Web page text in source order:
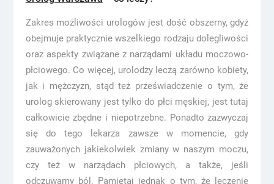
Zakres możliwości urologów jest dość obszerny, gdyż
obejmuje praktycznie wszelkiego rodzaju dolegliwości
oraz aspekty związane z narządami układu moczowo-
płciowego. Co więcej, urolodzy leczą zarówno kobiety,
jak i mężczyzn, stąd też przeświadczenie o tym, że
urolog skierowany jest tylko do płci męskiej, jest tutaj
całkowicie zbędne i niepotrzebne. Ponadto zazwyczaj
się do tego lekarza zawsze w momencie, gdy
zauważonych jakiekolwiek zmiany w naszym moczu,
czy też w narządach płciowych, a także, jeśli
odczuwamy ból. Pamiętaj jednak o tym, że leczenie